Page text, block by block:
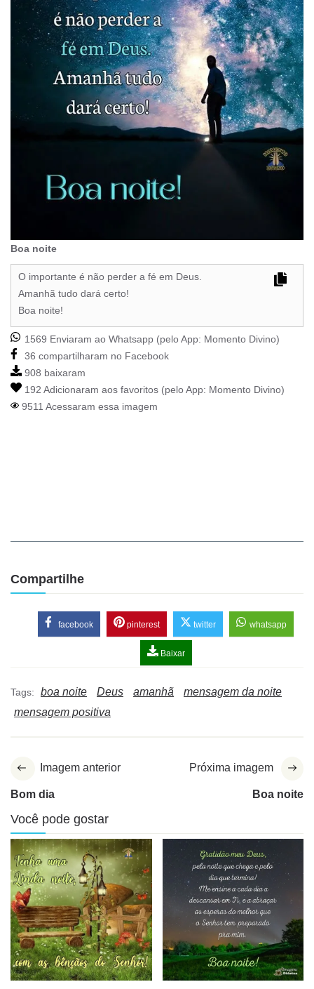
Boa noite
O importante é não perder a fé em Deus.
Amanhã tudo dará certo!
Boa noite!
1569 Enviaram ao Whatsapp (pelo App: Momento Divino)
36 compartilharam no Facebook
908 baixaram
192 Adicionaram aos favoritos (pelo App: Momento Divino)
9511 Acessaram essa imagem
Compartilhe
facebook pinterest twitter whatsapp
Baixar
Tags: boa noite Deus amanhã
mensagem da noite
mensagem positiva
Imagem anterior
Bom dia
Próxima imagem
Boa noite
Você pode gostar